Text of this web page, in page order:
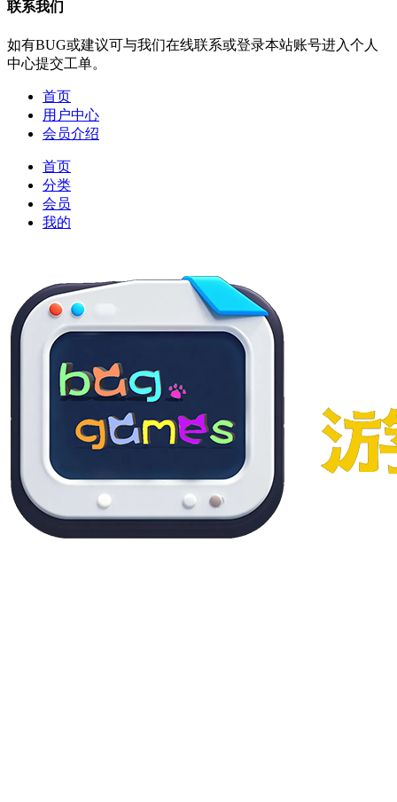
联系我们
如有BUG或建议可与我们在线联系或登录本站账号进入个人
中心提交工单。
首页
用户中心
会员介绍
首页
分类
会员
我的